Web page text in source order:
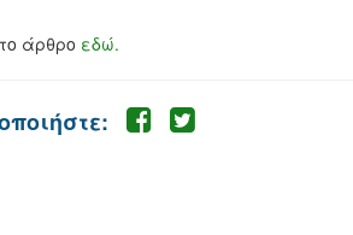
άρθρο εδώ.